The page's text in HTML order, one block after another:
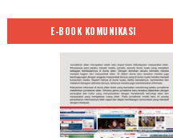
E-BOOK KOMUNIKASI